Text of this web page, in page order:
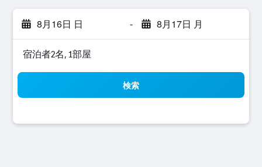
8月16日 日 - 8月17日 月
宿泊者2名, 1​部屋
検索